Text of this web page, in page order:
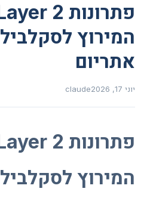
המירוץ
אתריום
יוני 17, 2026 claude
המירוץ